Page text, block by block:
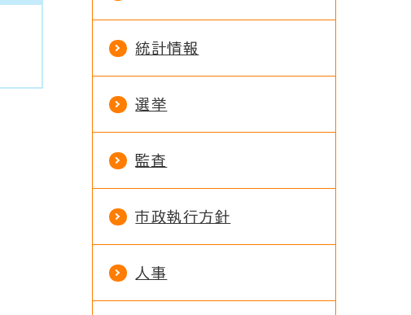
統計情報
選挙
監査
市政執行方針
人事